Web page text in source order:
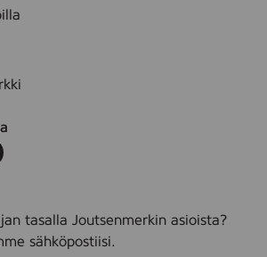
tasalla Joutsenmerkin asioista?
sähköpostiisi.